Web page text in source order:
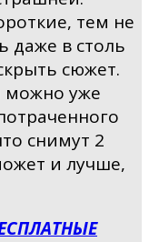
тем не
даже в столь
сюжет.
можно уже
снимут 2
и лучше,